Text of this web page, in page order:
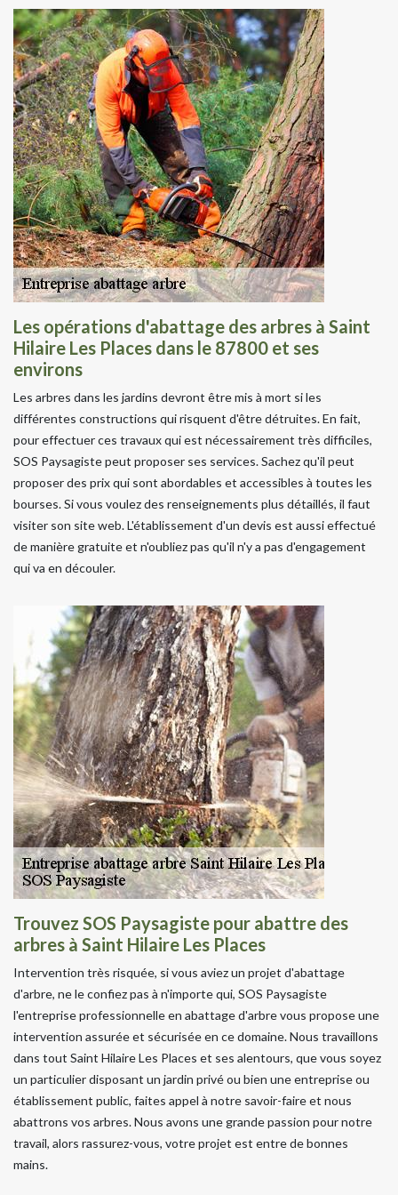
Les opérations d'abattage des arbres à Saint
Hilaire Les Places dans le 87800 et ses
environs
Les arbres dans les jardins devront être mis à mort si les
différentes constructions qui risquent d'être détruites. En fait,
pour effectuer ces travaux qui est nécessairement très difficiles,
SOS Paysagiste peut proposer ses services. Sachez qu'il peut
proposer des prix qui sont abordables et accessibles à toutes les
bourses. Si vous voulez des renseignements plus détaillés, il faut
visiter son site web. L'établissement d'un devis est aussi effectué
de manière gratuite et n'oubliez pas qu'il n'y a pas d'engagement
qui va en découler.
Trouvez SOS Paysagiste pour abattre des
arbres à Saint Hilaire Les Places
Intervention très risquée, si vous aviez un projet d'abattage
d'arbre, ne le confiez pas à n'importe qui, SOS Paysagiste
l'entreprise professionnelle en abattage d'arbre vous propose une
intervention assurée et sécurisée en ce domaine. Nous travaillons
dans tout Saint Hilaire Les Places et ses alentours, que vous soyez
un particulier disposant un jardin privé ou bien une entreprise ou
établissement public, faites appel à notre savoir-faire et nous
abattrons vos arbres. Nous avons une grande passion pour notre
travail, alors rassurez-vous, votre projet est entre de bonnes
mains.